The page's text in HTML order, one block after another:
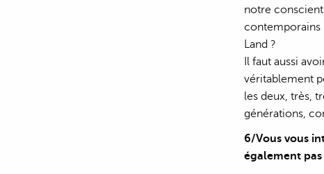
notre
contemporains
Land ?
Il faut aussi
véritablement
les deux, très,
générations,
6/Vous vous
également